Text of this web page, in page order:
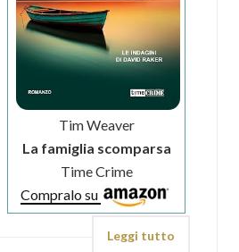
Tim Weaver
La famiglia scomparsa
Time Crime
Compralo su
Leggi tutto